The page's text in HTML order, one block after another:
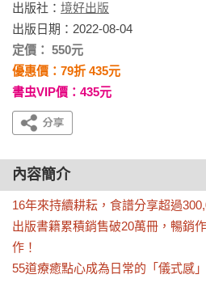
出版社： 境好出版
出版日期：2022-08-04
定價： 550元
優惠價：79折 435元
書虫VIP價：435元
內容簡介
16年來持續耕耘，食譜分享超過
出版書籍累積銷售破20萬冊，暢銷
作！
55道療癒點心成為日常的「儀式感